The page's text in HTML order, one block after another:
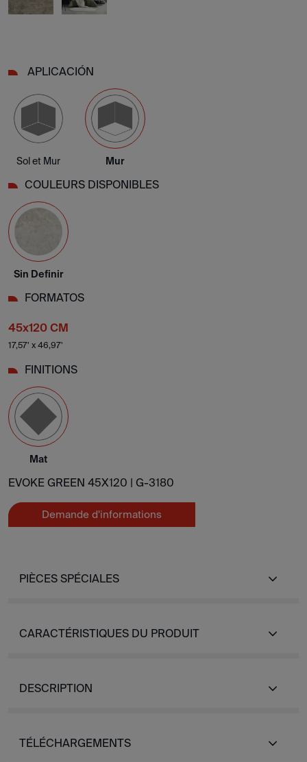
APLICACIÓN
Sol et Mur Mur
COULEURS DISPONIBLES
Sin Definir
FORMATOS
45x120 CM
17,57' x 46,97'
FINITIONS
Mat
EVOKE GREEN 45X120 | G-3180
Demande d'informations
PIÈCES SPÉCIALES
CARACTÉRISTIQUES DU PRODUIT
DESCRIPTION
TÉLÉCHARGEMENTS